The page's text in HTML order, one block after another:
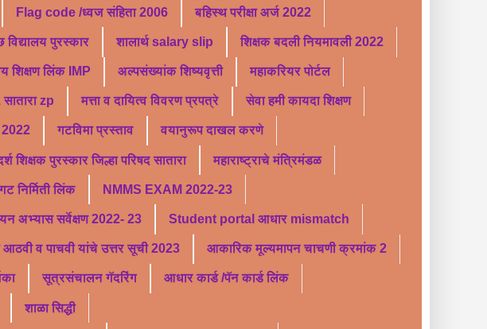
Flag code /ध्वज संहिता 2006 बहिस्थ परीक्षा अर्ज 2022
विद्यालय पुरस्कार शालार्थ salary slip शिक्षक बदली नियमावली 2022
शिक्षण लिंक IMP अल्पसंख्यांक शिष्यवृत्ती महाकरियर पोर्टल
zp मत्ता व दायित्व विवरण प्रपत्रे सेवा हमी कायदा शिक्षण
2022 गटविमा प्रस्ताव वयानुरूप दाखल करणे
शिक्षक पुरस्कार जिल्हा परिषद सातारा महाराष्ट्राचे मंत्रिमंडळ
निर्मिती लिंक NMMS EXAM 2022-23
अभ्यास सर्वेक्षण 2022- 23 Student portal आधार mismatch
आठवी व पाचवी यांचे उत्तर सूची 2023 आकारिक मूल्यमापन चाचणी क्रमांक 2
सूत्रसंचालन गॅदरिंग आधार कार्ड /पॅन कार्ड लिंक
शाळा सिद्धी